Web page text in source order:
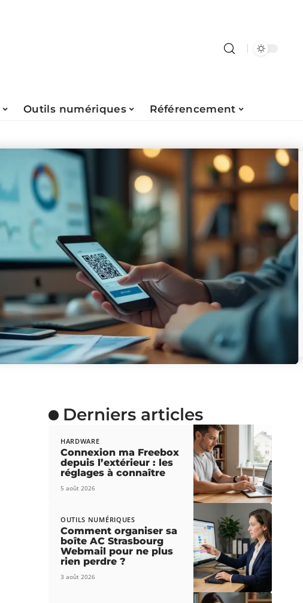
Outils numériques Référencement
Derniers articles
HARDWARE
Connexion ma Freebox
depuis l’extérieur : les
réglages à connaître
5 août 2026
OUTILS NUMÉRIQUES
Comment organiser sa
boîte AC Strasbourg
Webmail pour ne plus
rien perdre ?
3 août 2026